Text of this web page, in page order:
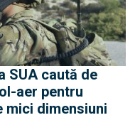
SUA caută de
aer pentru
mici dimensiuni